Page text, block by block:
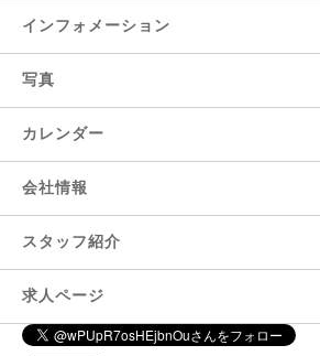
インフォメーション
写真
カレンダー
会社情報
スタッフ紹介
求人ページ